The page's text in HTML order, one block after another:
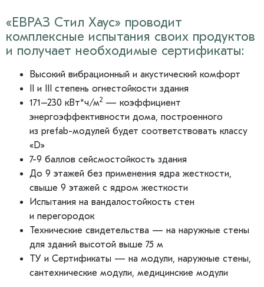
«ЕВРАЗ Стил Хаус» проводит
комплексные испытания своих продуктов
и получает необходимые сертификаты:
Высокий вибрационный и акустический комфорт
II и III степень огнестойкости здания
171–230 кВт*ч/м2 — коэффициент
энергоэффективности дома, построенного
из prefab-модулей будет соответствовать классу
«D»
7-9 баллов сейсмостойкость здания
До 9 этажей без применения ядра жесткости,
свыше 9 этажей с ядром жесткости
Испытания на вандалостойкость стен
и перегородок
Технические свидетельства — на наружные стены
для зданий высотой выше 75 м
ТУ и Сертификаты — на модули, наружные стены,
сантехнические модули, медицинские модули